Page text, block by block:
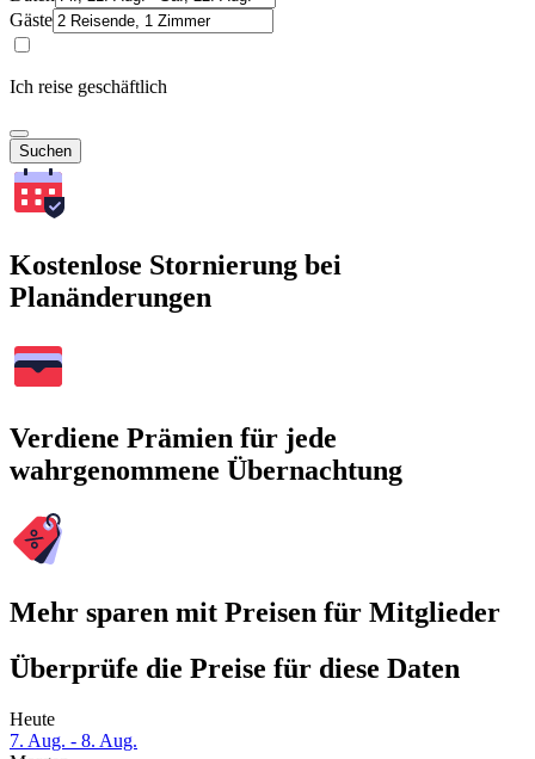
Gäste
Ich reise geschäftlich
Suchen
Kostenlose Stornierung bei
Planänderungen
Verdiene Prämien für jede
wahrgenommene Übernachtung
Mehr sparen mit Preisen für Mitglieder
Überprüfe die Preise für diese Daten
Heute
7. Aug. - 8. Aug.